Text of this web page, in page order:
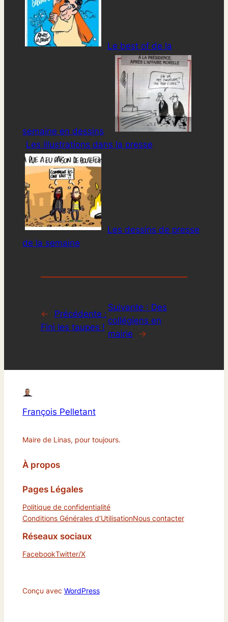
Le best of de la
semaine en dessins
Les illustrations dans la presse
Les dessins de presse
de la semaine
←
Précédente :
Fini les taupes !
Suivante : Des
collégiens en
mairie
→
François Pelletant
Maire de Linas, pour toujours.
À propos
Pages Légales
Politique de confidentialité
Conditions Générales d’UtilisationNous contacter
Réseaux sociaux
FacebookTwitter/X
Conçu avec WordPress